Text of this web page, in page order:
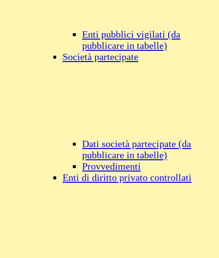
Enti pubblici vigilati (da
pubblicare in tabelle)
Società partecipate
Dati società partecipate (da
pubblicare in tabelle)
Provvedimenti
Enti di diritto privato controllati